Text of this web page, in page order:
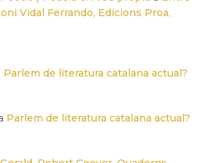
Vidal Ferrando, Edicions Proa,
Parlem de literatura catalana actual?
Parlem de literatura catalana actual?